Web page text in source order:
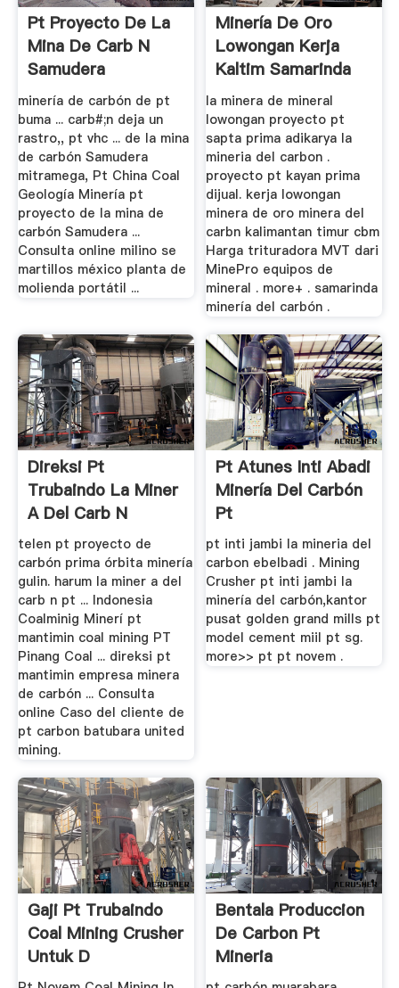
Pt Proyecto De La
Mina De Carb N
Samudera
Mitramega Pac ...
minería de carbón de pt
buma ... carb#;n deja un
rastro,, pt vhc ... de la mina
de carbón Samudera
mitramega, Pt China Coal
Geología Minería pt
proyecto de la mina de
carbón Samudera ...
Consulta online milino se
martillos méxico planta de
molienda portátil ...
Minería De Oro
Lowongan Kerja
Kaltim Samarinda
la minera de mineral
lowongan proyecto pt
sapta prima adikarya la
mineria del carbon .
proyecto pt kayan prima
dijual. kerja lowongan
minera de oro minera del
carbn kalimantan timur cbm
Harga trituradora MVT dari
MinePro equipos de
mineral . more+ . samarinda
minería del carbón .
Direksi Pt
Trubaindo La Miner
A Del Carb N
telen pt proyecto de
carbón prima órbita minería
gulin. harum la miner a del
carb n pt ... Indonesia
Coalminig Minerí pt
mantimin coal mining PT
Pinang Coal ... direksi pt
mantimin empresa minera
de carbón ... Consulta
online Caso del cliente de
pt carbon batubara united
mining.
Pt Atunes Inti Abadi
Minería Del Carbón
Pt
pt inti jambi la mineria del
carbon ebelbadi . Mining
Crusher pt inti jambi la
minería del carbón,kantor
pusat golden grand mills pt
model cement miil pt sg.
more>> pt pt novem .
Gaji Pt Trubaindo
Coal Mining Crusher
Untuk D
Bentala Produccion
De Carbon Pt
Mineria